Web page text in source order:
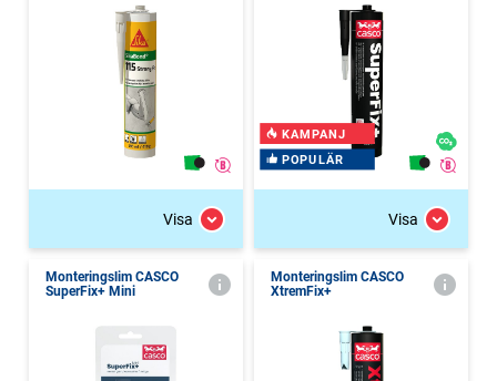
Visa
KAMPANJ
POPULÄR
Visa
Monteringslim CASCO
SuperFix+ Mini
Monteringslim CASCO
XtremFix+